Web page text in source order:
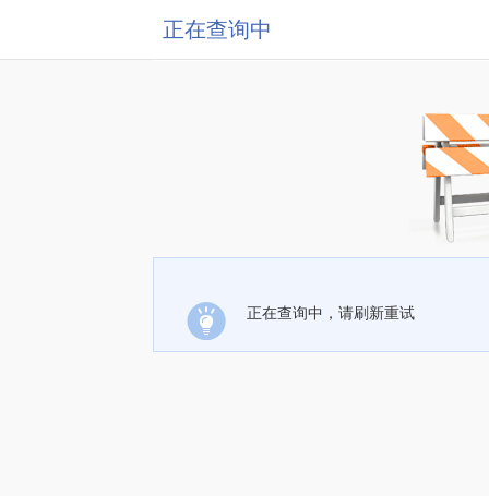
正在查询中
正在查询中，请刷新重试